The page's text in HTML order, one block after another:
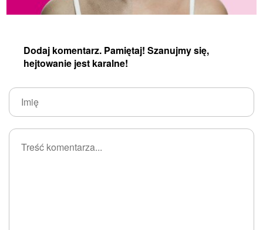
Dodaj komentarz. Pamiętaj! Szanujmy się,
hejtowanie jest karalne!